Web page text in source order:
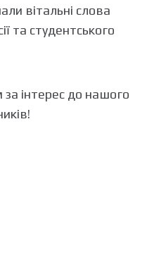
вітальні слова
та студентського
інтерес до нашого